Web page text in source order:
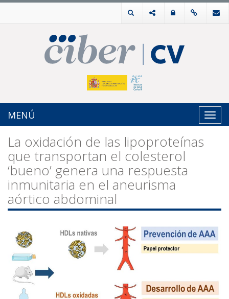
MENÚ
La oxidación de las lipoproteínas
que transportan el colesterol
‘bueno’ genera una respuesta
inmunitaria en el aneurisma
aórtico abdominal